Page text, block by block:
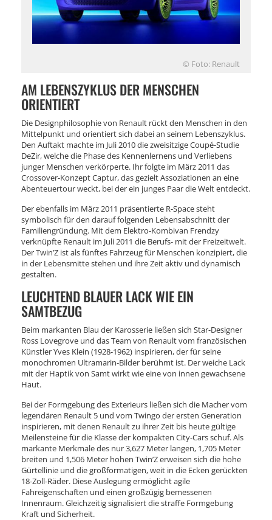
© Foto: Renault
AM LEBENSZYKLUS DER MENSCHEN
ORIENTIERT
Die Designphilosophie von Renault rückt den Menschen in den
Mittelpunkt und orientiert sich dabei an seinem Lebenszyklus.
Den Auftakt machte im Juli 2010 die zweisitzige Coupé-Studie
DeZir, welche die Phase des Kennenlernens und Verliebens
junger Menschen verkörperte. Ihr folgte im März 2011 das
Crossover-Konzept Captur, das gezielt Assoziationen an eine
Abenteuertour weckt, bei der ein junges Paar die Welt entdeckt.
Der ebenfalls im März 2011 präsentierte R-Space steht
symbolisch für den darauf folgenden Lebensabschnitt der
Familiengründung. Mit dem Elektro-Kombivan Frendzy
verknüpfte Renault im Juli 2011 die Berufs- mit der Freizeitwelt.
Der Twin’Z ist als fünftes Fahrzeug für Menschen konzipiert, die
in der Lebensmitte stehen und ihre Zeit aktiv und dynamisch
gestalten.
LEUCHTEND BLAUER LACK WIE EIN
SAMTBEZUG
Beim markanten Blau der Karosserie ließen sich Star-Designer
Ross Lovegrove und das Team von Renault vom französischen
Künstler Yves Klein (1928-1962) inspirieren, der für seine
monochromen Ultramarin-Bilder berühmt ist. Der weiche Lack
mit der Haptik von Samt wirkt wie eine von innen gewachsene
Haut.
Bei der Formgebung des Exterieurs ließen sich die Macher vom
legendären Renault 5 und vom Twingo der ersten Generation
inspirieren, mit denen Renault zu ihrer Zeit bis heute gültige
Meilensteine für die Klasse der kompakten City-Cars schuf. Als
markante Merkmale des nur 3,627 Meter langen, 1,705 Meter
breiten und 1,506 Meter hohen Twin’Z erweisen sich die hohe
Gürtellinie und die großformatigen, weit in die Ecken gerückten
18-Zoll-Räder. Diese Auslegung ermöglicht agile
Fahreigenschaften und einen großzügig bemessenen
Innenraum. Gleichzeitig signalisiert die straffe Formgebung
Kraft und Sicherheit.